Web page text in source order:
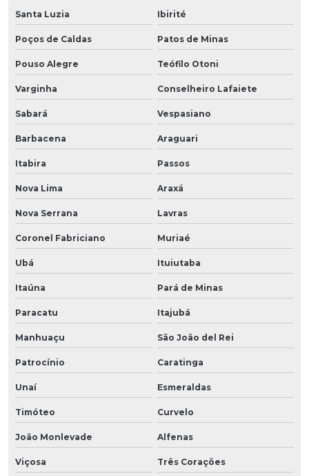
Santa Luzia Ibirité
Poços de Caldas Patos de Minas
Pouso Alegre Teófilo Otoni
Varginha Conselheiro Lafaiete
Sabará Vespasiano
Barbacena Araguari
Itabira Passos
Nova Lima Araxá
Nova Serrana Lavras
Coronel Fabriciano Muriaé
Ubá Ituiutaba
Itaúna Pará de Minas
Paracatu Itajubá
Manhuaçu São João del Rei
Patrocínio Caratinga
Unaí Esmeraldas
Timóteo Curvelo
João Monlevade Alfenas
Viçosa Três Corações